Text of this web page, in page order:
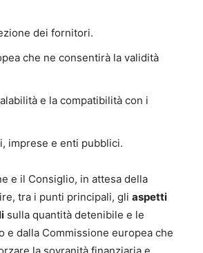
dei fornitori.
che ne consentirà la validità
e la compatibilità con i
imprese e enti pubblici.
e il Consiglio, in attesa della
tra i punti principali, gli aspetti
sulla quantità detenibile e le
e dalla Commissione europea che